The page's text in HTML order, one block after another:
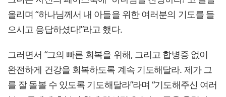
올리며 “하나님께서 내 아들을 위한 여러분의 기도를 들
으시고 응답하셨다!”라고 했다.
그러면서 “그의 빠른 회복을 위해, 그리고 합병증 없이
완전하게 건강을 회복하도록 계속 기도해달라. 제가 그
를 잘 돌볼 수 있도록 기도해달라”라며 “기도해주신 여러